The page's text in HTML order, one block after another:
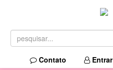
Contato Entrar